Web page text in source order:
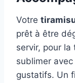
Votre
prêt à être
servir, pour la
sublimer
gustatifs. Un